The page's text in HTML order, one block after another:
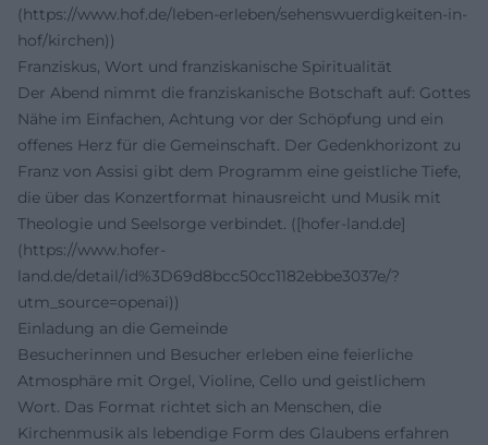
(https://www.hof.de/leben-erleben/sehenswuerdigkeiten-in-
hof/kirchen))
Franziskus, Wort und franziskanische Spiritualität
Der Abend nimmt die franziskanische Botschaft auf: Gottes
Nähe im Einfachen, Achtung vor der Schöpfung und ein
offenes Herz für die Gemeinschaft. Der Gedenkhorizont zu
Franz von Assisi gibt dem Programm eine geistliche Tiefe,
die über das Konzertformat hinausreicht und Musik mit
Theologie und Seelsorge verbindet. ([hofer-land.de]
(https://www.hofer-
land.de/detail/id%3D69d8bcc50cc1182ebbe3037e/?
utm_source=openai))
Einladung an die Gemeinde
Besucherinnen und Besucher erleben eine feierliche
Atmosphäre mit Orgel, Violine, Cello und geistlichem
Wort. Das Format richtet sich an Menschen, die
Kirchenmusik als lebendige Form des Glaubens erfahren